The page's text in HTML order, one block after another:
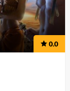
0.0